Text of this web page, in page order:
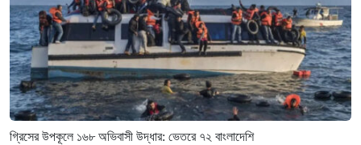
গ্রিসের উপকূলে ১৬৮ অভিবাসী উদ্ধার: ভেতরে ৭২ বাংলাদেশি